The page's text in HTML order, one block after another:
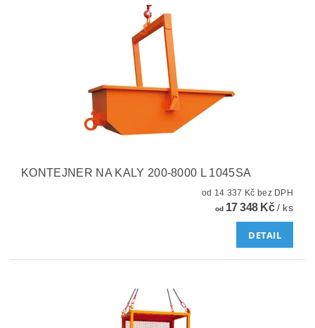
KONTEJNER NA KALY 200-8000 L 1045SA
od 14 337 Kč bez DPH
od17 348 Kč/ ks
DETAIL